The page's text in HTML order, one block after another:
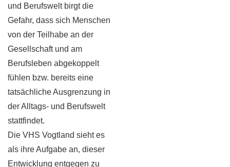
und Berufswelt birgt die
Gefahr, dass sich Menschen
von der Teilhabe an der
Gesellschaft und am
Berufsleben abgekoppelt
fühlen bzw. bereits eine
tatsächliche Ausgrenzung in
der Alltags- und Berufswelt
stattfindet.
Die VHS Vogtland sieht es
als ihre Aufgabe an, dieser
Entwicklung entgegen zu